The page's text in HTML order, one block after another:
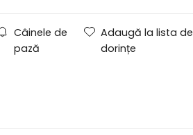
Câinele de
pază
Adaugă la lista de
dorințe